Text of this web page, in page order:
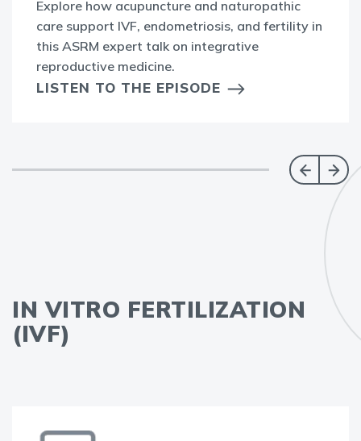
Explore how acupuncture and naturopathic
care support IVF, endometriosis, and fertility in
this ASRM expert talk on integrative
reproductive medicine.
LISTEN TO THE EPISODE
IN VITRO FERTILIZATION
(IVF)